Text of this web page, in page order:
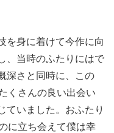
を身に着けて今作に向
、当時のふたりにはで
深さと同時に、この
くさんの良い出会い
ていました。おふたり
に立ち会えて僕は幸